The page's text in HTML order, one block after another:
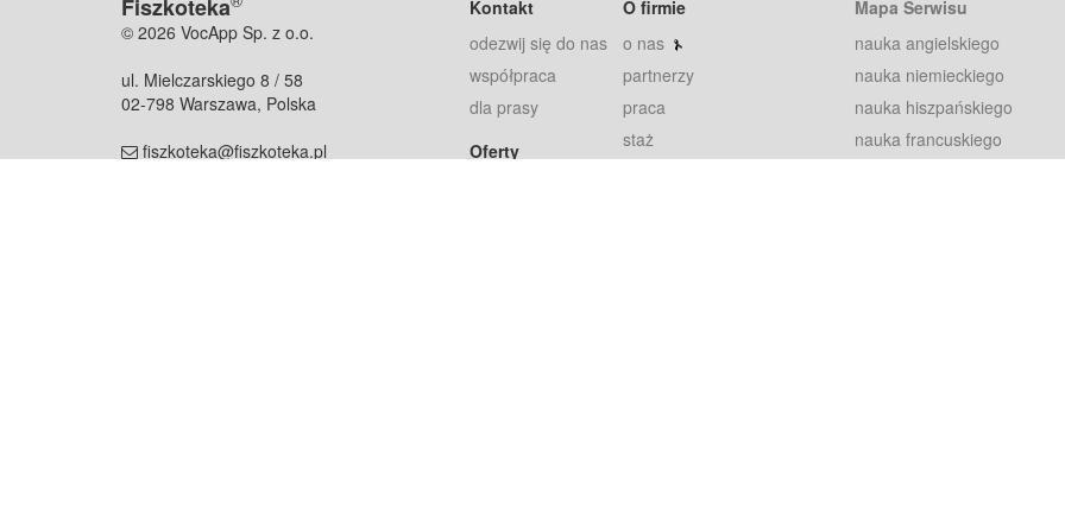
Fiszkoteka
© 2026 VocApp Sp. z o.o.
ul. Mielczarskiego 8 / 58
02-798 Warszawa, Polska
fiszkoteka@fiszkoteka.pl
Kontakt
odezwij się do nas
współpraca
dla prasy
Oferty
O firmie
o nas
partnerzy
praca
staż
Mapa Serwisu
nauka angielskiego
nauka niemieckiego
nauka hiszpańskiego
nauka francuskiego